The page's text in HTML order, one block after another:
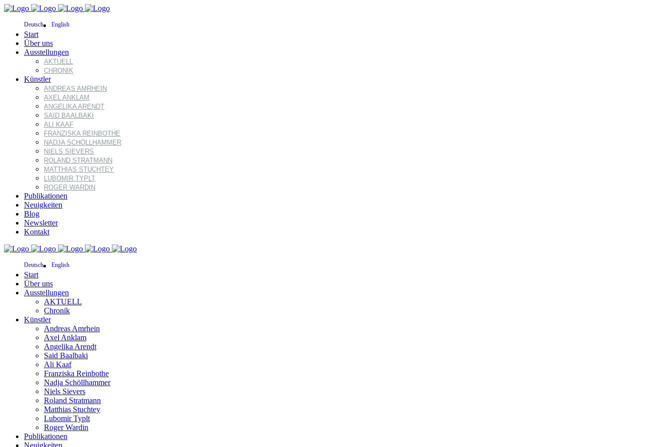
Deutsch English
Start
Über uns
Ausstellungen
AKTUELL
CHRONIK
Künstler
ANDREAS AMRHEIN
AXEL ANKLAM
ANGELIKA ARENDT
SAID BAALBAKI
ALI KAAF
FRANZISKA REINBOTHE
NADJA SCHÖLLHAMMER
NIELS SIEVERS
ROLAND STRATMANN
MATTHIAS STUCHTEY
LUBOMIR TYPLT
ROGER WARDIN
Publikationen
Neuigkeiten
Blog
Newsletter
Kontakt
Deutsch English
Start
Über uns
Ausstellungen
AKTUELL
Chronik
Künstler
Andreas Amrhein
Axel Anklam
Angelika Arendt
Said Baalbaki
Ali Kaaf
Franziska Reinbothe
Nadja Schöllhammer
Niels Sievers
Roland Stratmann
Matthias Stuchtey
Lubomir Typlt
Roger Wardin
Publikationen
Neuigkeiten